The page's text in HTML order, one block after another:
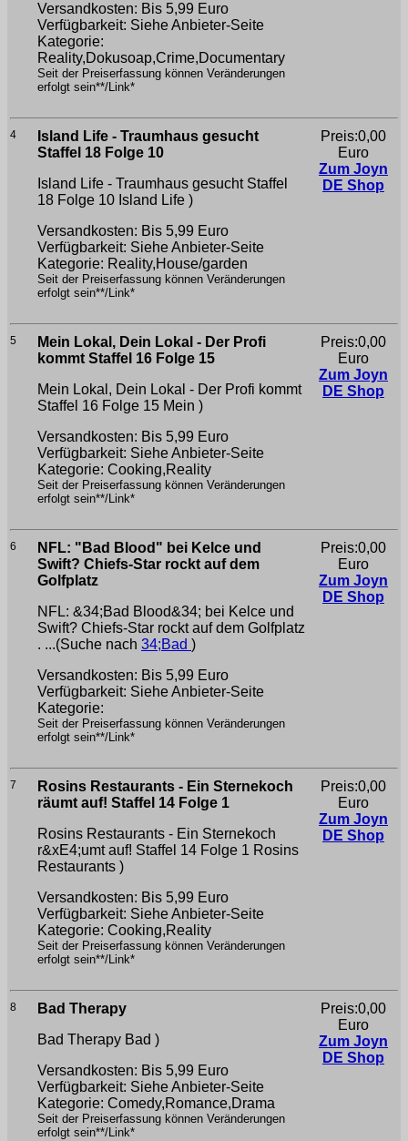
Versandkosten: Bis 5,99 Euro
Verfügbarkeit: Siehe Anbieter-Seite
Kategorie:
Reality,Dokusoap,Crime,Documentary
Seit der Preiserfassung können Veränderungen
erfolgt sein**/Link*
4
Island Life - Traumhaus gesucht
Staffel 18 Folge 10
Island Life - Traumhaus gesucht Staffel
18 Folge 10 Island Life )
Versandkosten: Bis 5,99 Euro
Verfügbarkeit: Siehe Anbieter-Seite
Kategorie: Reality,House/garden
Seit der Preiserfassung können Veränderungen
erfolgt sein**/Link*
Preis:0,00
Euro
Zum Joyn
DE Shop
5
Mein Lokal, Dein Lokal - Der Profi
kommt Staffel 16 Folge 15
Mein Lokal, Dein Lokal - Der Profi kommt
Staffel 16 Folge 15 Mein )
Versandkosten: Bis 5,99 Euro
Verfügbarkeit: Siehe Anbieter-Seite
Kategorie: Cooking,Reality
Seit der Preiserfassung können Veränderungen
erfolgt sein**/Link*
Preis:0,00
Euro
Zum Joyn
DE Shop
6
NFL: "Bad Blood" bei Kelce und
Swift? Chiefs-Star rockt auf dem
Golfplatz
NFL: &34;Bad Blood&34; bei Kelce und
Swift? Chiefs-Star rockt auf dem Golfplatz
. ...(Suche nach 34;Bad )
Versandkosten: Bis 5,99 Euro
Verfügbarkeit: Siehe Anbieter-Seite
Kategorie:
Seit der Preiserfassung können Veränderungen
erfolgt sein**/Link*
Preis:0,00
Euro
Zum Joyn
DE Shop
7
Rosins Restaurants - Ein Sternekoch
räumt auf! Staffel 14 Folge 1
Rosins Restaurants - Ein Sternekoch
r&xE4;umt auf! Staffel 14 Folge 1 Rosins
Restaurants )
Versandkosten: Bis 5,99 Euro
Verfügbarkeit: Siehe Anbieter-Seite
Kategorie: Cooking,Reality
Seit der Preiserfassung können Veränderungen
erfolgt sein**/Link*
Preis:0,00
Euro
Zum Joyn
DE Shop
8
Bad Therapy
Bad Therapy Bad )
Versandkosten: Bis 5,99 Euro
Verfügbarkeit: Siehe Anbieter-Seite
Kategorie: Comedy,Romance,Drama
Seit der Preiserfassung können Veränderungen
erfolgt sein**/Link*
Preis:0,00
Euro
Zum Joyn
DE Shop